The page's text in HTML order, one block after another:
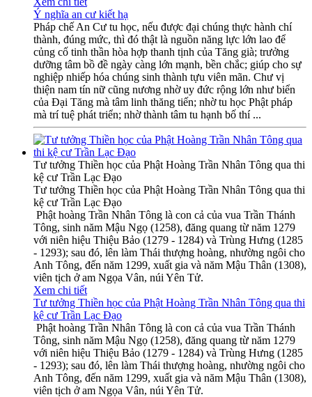
Ý nghĩa an cư kiết hạ
Pháp chế An Cư tu học, nếu được đại chúng thực hành chí
thành, đúng mức, thì đó thật là nguồn năng lực lớn lao để
củng cố tinh thần hòa hợp thanh tịnh của Tăng già; trưởng
dưỡng tâm bồ đề ngày càng lớn mạnh, bền chắc; giúp cho sự
nghiệp nhiếp hóa chúng sinh thành tựu viên mãn. Chư vị
thiện nam tín nữ cũng nương nhờ uy đức rộng lớn như biển
của Đại Tăng mà tâm linh thăng tiến; nhờ tu học Phật pháp
mà trí tuệ phát triển; nhờ thành tâm tu hạnh bố thí ...
Tư tưởng Thiền học của Phật Hoàng Trần Nhân Tông qua thi
kệ cư Trần Lạc Đạo
Tư tưởng Thiền học của Phật Hoàng Trần Nhân Tông qua thi
kệ cư Trần Lạc Đạo
Phật hoàng Trần Nhân Tông là con cả của vua Trần Thánh
Tông, sinh năm Mậu Ngọ (1258), đăng quang từ năm 1279
với niên hiệu Thiệu Bảo (1279 - 1284) và Trùng Hưng (1285
- 1293); sau đó, lên làm Thái thượng hoàng, nhường ngôi cho
Anh Tông, đến năm 1299, xuất gia và năm Mậu Thân (1308),
viên tịch ở am Ngọa Vân, núi Yên Tử.
Xem chi tiết
Tư tưởng Thiền học của Phật Hoàng Trần Nhân Tông qua thi
kệ cư Trần Lạc Đạo
Phật hoàng Trần Nhân Tông là con cả của vua Trần Thánh
Tông, sinh năm Mậu Ngọ (1258), đăng quang từ năm 1279
với niên hiệu Thiệu Bảo (1279 - 1284) và Trùng Hưng (1285
- 1293); sau đó, lên làm Thái thượng hoàng, nhường ngôi cho
Anh Tông, đến năm 1299, xuất gia và năm Mậu Thân (1308),
viên tịch ở am Ngọa Vân, núi Yên Tử.